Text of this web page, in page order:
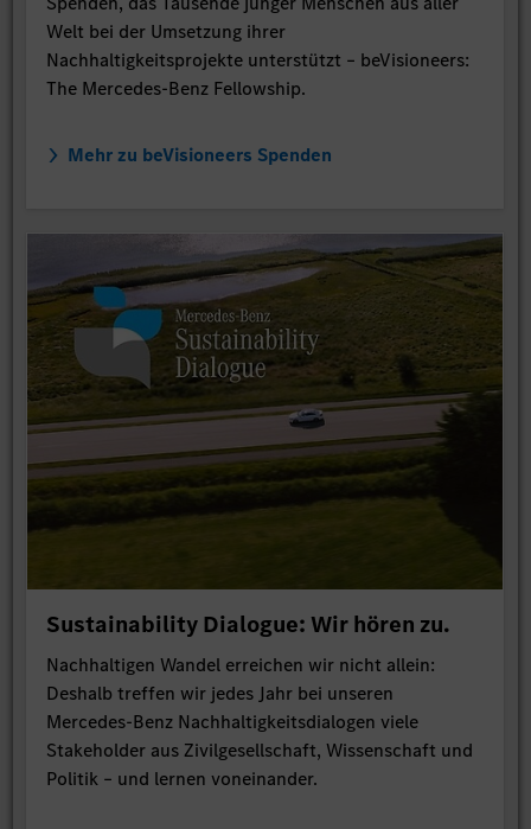
Welt bei der Umsetzung ihrer
Nachhaltigkeitsprojekte unterstützt – beVisioneers:
The Mercedes-Benz Fellowship.
Mehr zu beVisioneers Spenden
Sustainability Dialogue: Wir hören zu.
Nachhaltigen Wandel erreichen wir nicht allein:
Deshalb treffen wir jedes Jahr bei unseren
Mercedes-Benz Nachhaltigkeitsdialogen viele
Stakeholder aus Zivilgesellschaft, Wissenschaft und
Politik – und lernen voneinander.